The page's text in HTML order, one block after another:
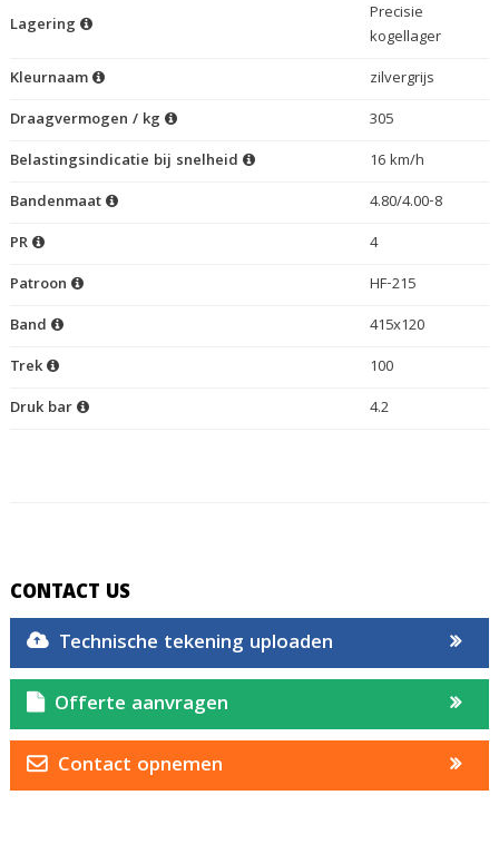
Lagering
Precisie
kogellager
Kleurnaam
zilvergrijs
Draagvermogen / kg
305
Belastingsindicatie bij snelheid
16 km/h
Bandenmaat
4.80/4.00-8
PR
4
Patroon
HF-215
Band
415x120
Trek
100
Druk bar
4.2
CONTACT US
Technische tekening uploaden
Offerte aanvragen
Contact opnemen